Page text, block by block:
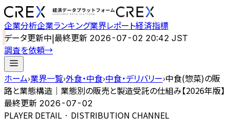
企業分析企業ランキング業界レポート経済指標
データ更新中|最終更新 2026-07-02 20:42 JST
調査を依頼→
ホーム›業界一覧›外食・中食›中食・デリバリー›中食(惣菜)の販
路と業態構造｜業態別の販売と製造受託の仕組み【2026年版】
最終更新 2026-07-02
PLAYER DETAIL · DISTRIBUTION CHANNEL